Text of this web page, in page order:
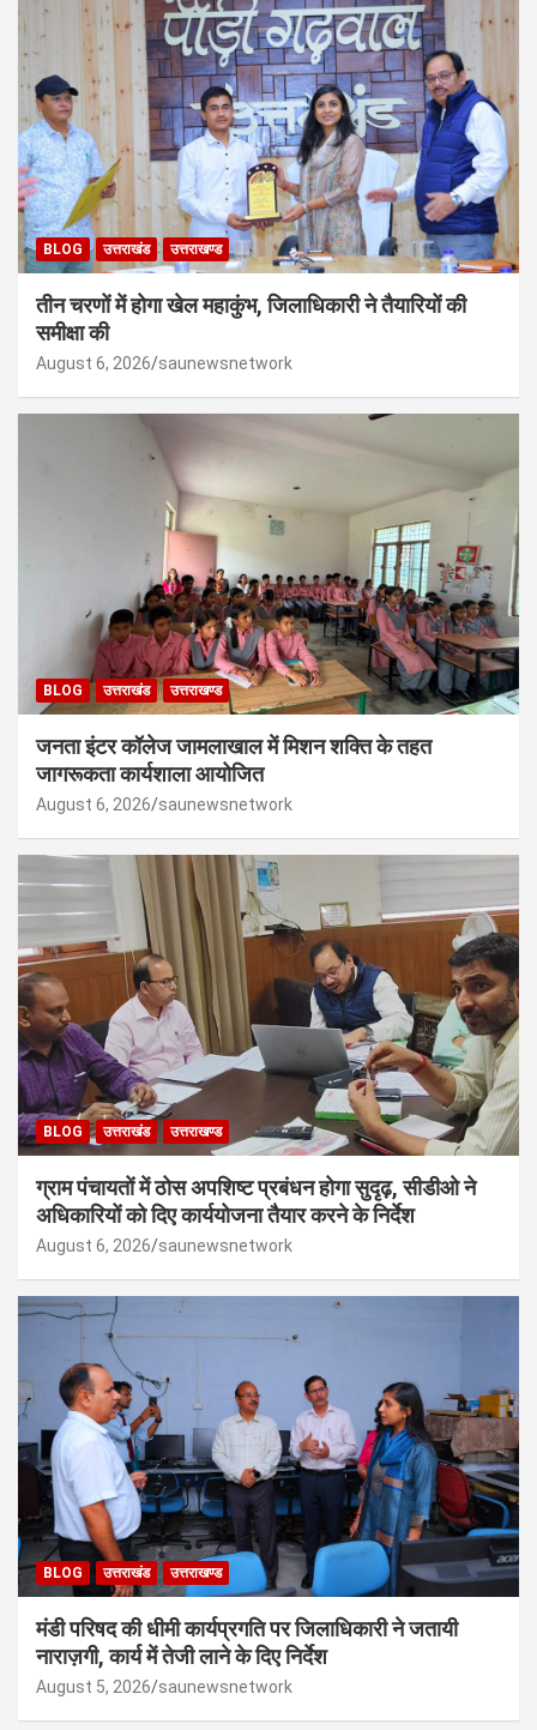
BLOG उत्तराखंड उत्तराखण्ड
तीन चरणों में होगा खेल महाकुंभ, जिलाधिकारी ने तैयारियों की
समीक्षा की
August 6, 2026 saunewsnetwork
BLOG उत्तराखंड उत्तराखण्ड
जनता इंटर कॉलेज जामलाखाल में मिशन शक्ति के तहत
जागरूकता कार्यशाला आयोजित
August 6, 2026 saunewsnetwork
BLOG उत्तराखंड उत्तराखण्ड
ग्राम पंचायतों में ठोस अपशिष्ट प्रबंधन होगा सुदृढ़, सीडीओ ने
अधिकारियों को दिए कार्ययोजना तैयार करने के निर्देश
August 6, 2026 saunewsnetwork
BLOG उत्तराखंड उत्तराखण्ड
मंडी परिषद की धीमी कार्यप्रगति पर जिलाधिकारी ने जतायी
नाराज़गी, कार्य में तेजी लाने के दिए निर्देश
August 5, 2026 saunewsnetwork